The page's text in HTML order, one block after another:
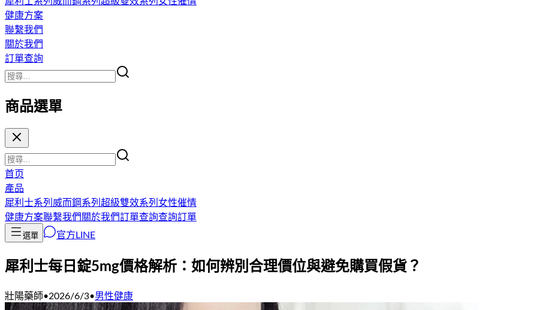
健康方案
聯繫我們
關於我們
訂單查詢
商品選單
首页
產品
犀利士系列 威而鋼系列 超級雙效系列 女性催情
健康方案聯繫我們 關於我們訂單查詢查詢訂單
選單 官方LINE
犀利士每日錠5mg價格解析：如何辨別合理價位與避免購買假貨？
壯陽藥師•2026/6/3•男性健康